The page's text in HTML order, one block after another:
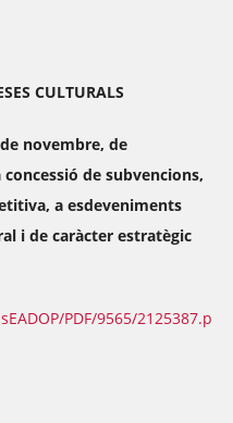
CULTURALS
novembre, de
de subvencions,
a esdeveniments
i de caràcter estratègic
PDF/9565/2125387.p